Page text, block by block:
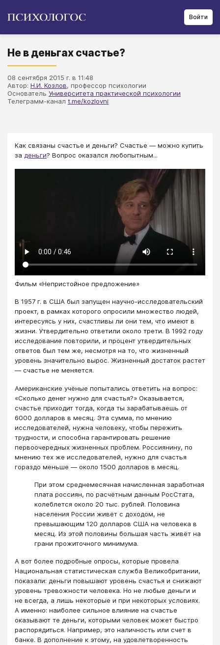
Войти
Не в деньгах счастье?
08 сентября 2015 г. в 11:48
Автор: Н.И. Козлов, профессор психологии
Основатель Университета практической психологии
Телеграмм-канал t.me/kozlovni
Как связаны счастье и деньги? Счастье — можно купить
за деньги? Вопрос оказался любопытным...
Фильм «Непристойное предложение»
В 1957 г. в США был запущен научно-исследовательский
проект, в рамках которого опросили множество людей,
интересуясь у них, счастливы ли они тем, что имеют в
жизни. Утвердительно ответили около трети. В 1992 году
исследование повторили, и процент утвердительных
ответов был тем же, несмотря на то, что жизненный
уровень значительно вырос. Жизненный достаток растет
— счастье не меняется.
Американские учёные попытались ответить на вопрос:
«Сколько денег нужно для счастья?» Оказывается,
счастье приходит тогда, когда ты зарабатываешь от
6000 долларов в месяц. Эта сумма, по мнению
исследователей, нужна человеку, чтобы пережить
трудности, и способна гарантировать решение
первоочередных жизненных проблем. Россиянину, по
мнению тех же исследователей, нужно для счастья
гораздо меньше — около 1500 долларов в месяц.
При этом среднемесячная начисленная заработная
плата россиян, по расчётным данным РосСтата,
колеблется около 20 тыс. рублей. Половина
населения России живёт с доходом, не
превышающим 120 долларов США на человека в
месяц. Из этой половины большая часть живёт на
грани прожиточного минимума.
А вот более подробные опросы, которые провела
Национальная статистическая служба Великобритании,
показали: деньги повышают уровень счастья и снижают
уровень тревожности человека. Но не любые деньги и
не всегда, а лишь некоторые и при некоторых условиях.
А именно: наиболее сильное влияние на счастье
оказывают те деньги, которыми человек может быстро
распорядиться. Например, это наличность или счет в
банке. В дополнение к этому, на удовлетворенность